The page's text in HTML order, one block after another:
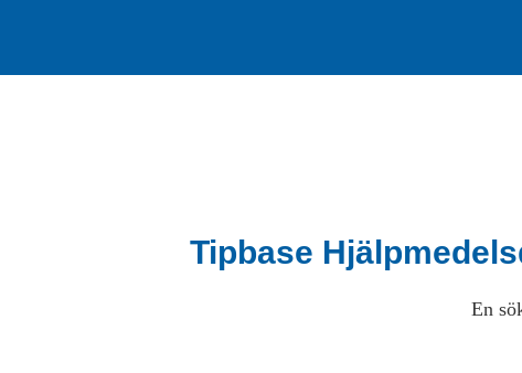
Tipbase
En